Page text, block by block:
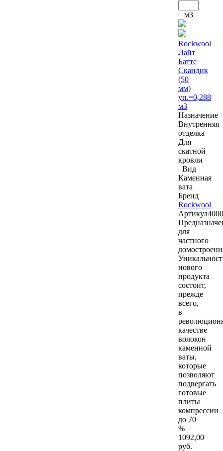
м3
Rockwool
Лайт
Баттс
Скандик
(50
мм)
уп.=0,288
м3
Назначение
Внутренняя
отделка
Для
скатной
кровли
Вид
Каменная
вата
Бренд
Rockwool
Артикул
для
частного
нового
продукта
состоит,
прежде
всего,
в
качестве
волокон
каменной
ваты,
которые
позволяют
подвергать
готовые
плиты
компрессии
до 70
%
1092,00
руб.